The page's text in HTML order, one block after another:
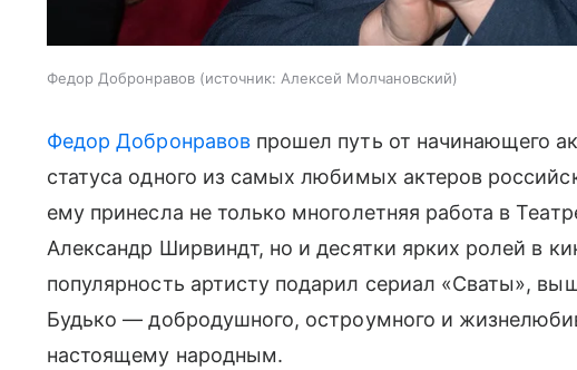
Федор Добронравов источник: Алексей Молчановский
Федор Добронравовпрошел путь от начинающего
статуса одного из самых любимых актеров
ему принесла не только многолетняя работа в
Александр Ширвиндт, но и десятки ярких ролей в
популярность артисту подарил сериал «Сваты»,
Будько — добродушного, остроумного и
настоящему народным.